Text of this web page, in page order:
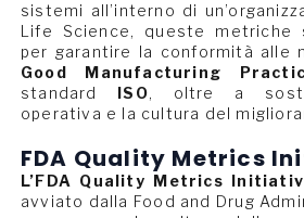
sistemi all’interno di
Life Science, queste metriche
per garantire la conformità alle
Good Manufacturing
standard ISO, oltre a
operativa e la cultura del
FDA Quality Metrics
L’FDA Quality Metrics
avviato dalla Food and Drug